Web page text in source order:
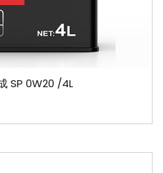
SP 0W20 /4L